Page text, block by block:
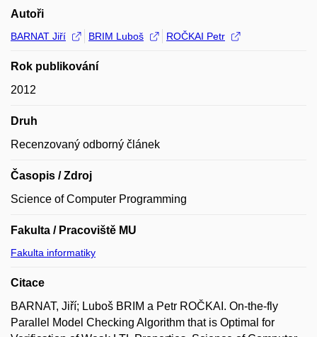
Autoři
BARNAT Jiří BRIM Luboš ROČKAI Petr
Rok publikování
2012
Druh
Recenzovaný odborný článek
Časopis / Zdroj
Science of Computer Programming
Fakulta / Pracoviště MU
Fakulta informatiky
Citace
BARNAT, Jiří; Luboš BRIM a Petr ROČKAI. On-the-fly
Parallel Model Checking Algorithm that is Optimal for